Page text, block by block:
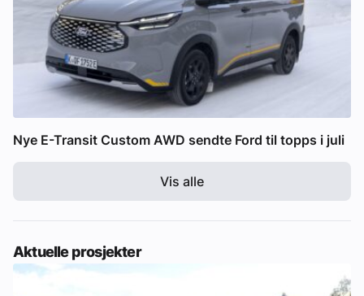
Nye E-Transit Custom AWD sendte Ford til topps i juli
Vis alle
Aktuelle prosjekter